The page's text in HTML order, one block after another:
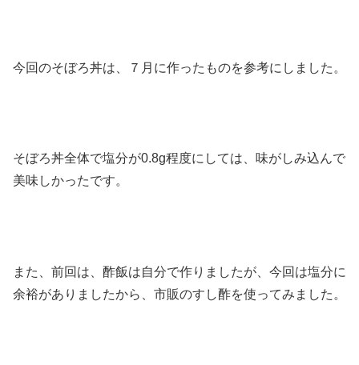
今回のそぼろ丼は、７月に作ったものを参考にしました。
そぼろ丼全体で塩分が0.8g程度にしては、味がしみ込んで
美味しかったです。
また、前回は、酢飯は自分で作りましたが、今回は塩分に
余裕がありましたから、市販のすし酢を使ってみました。